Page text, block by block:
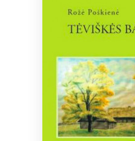
Bibliotekoms